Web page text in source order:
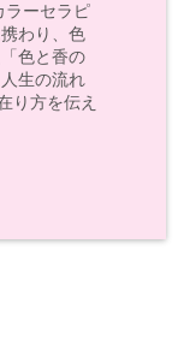
ラーセラピ
わり、色
色と香の
生の流れ
り方を伝え